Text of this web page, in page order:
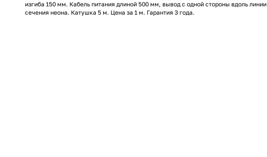
изгиба 150 мм. Кабель питания длиной 500 мм, вывод с одной стороны вдоль линии
сечения неона. Катушка 5 м. Цена за 1 м. Гарантия 3 года.